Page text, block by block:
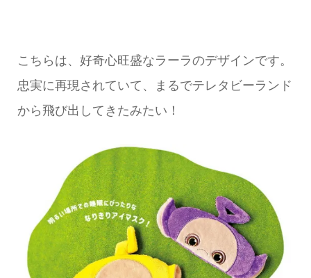
こちらは、好奇心旺盛なラーラのデザインです。
忠実に再現されていて、まるでテレタビーランド
から飛び出してきたみたい！